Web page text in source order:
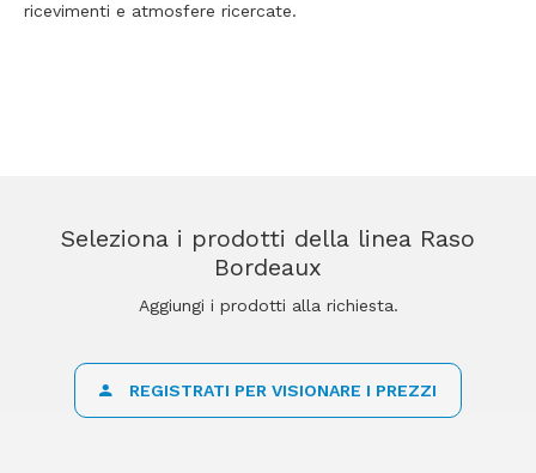
ricevimenti e atmosfere ricercate.
Seleziona i prodotti della linea Raso
Bordeaux
Aggiungi i prodotti alla richiesta.
REGISTRATI PER VISIONARE I PREZZI